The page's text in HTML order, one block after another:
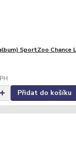
SportZoo Chance
Přidat do košíku